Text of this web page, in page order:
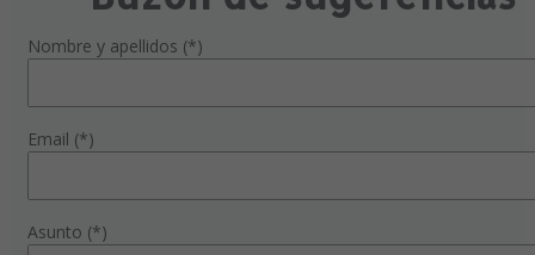
Nombre y apellidos (*)
Email (*)
Asunto (*)